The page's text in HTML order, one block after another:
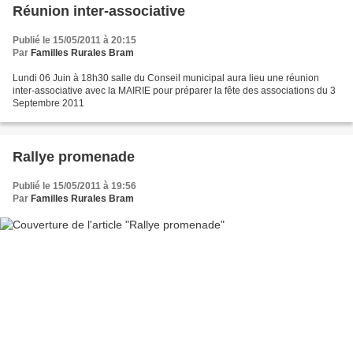
Réunion inter-associative
Publié le 15/05/2011 à 20:15
Par Familles Rurales Bram
Lundi 06 Juin à 18h30 salle du Conseil municipal aura lieu une réunion
inter-associative avec la MAIRIE pour préparer la fête des associations du 3
Septembre 2011
Rallye promenade
Publié le 15/05/2011 à 19:56
Par Familles Rurales Bram